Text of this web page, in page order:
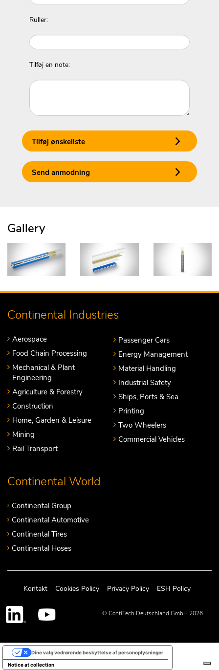
Ruller:
Tilføj en note:
Tilføj ønskeliste
Send anmodning
Gallery
Continental Industries
Aerospace
Food Chain Processing
Mechanical & Plant
Engineering
Agriculture & Forestry
Construction
Home, Garden & Leisure
Mining
Rail Transport
Passenger Cars
Energy Management
Material Handling
Industrial Safety
Ships, Ports & Sea
Printing
Two Wheelers
Commercial Vehicles
Continental World
Continental Group
Continental Automotive
Continental Tires
Continental Hoses
Kontakt Cookies Policy Privacy Policy ESH Policy
© ContiTech Deutschland GmbH 2026
Notice at collection
Dine valg vedrørende beskyttelse af personoplysninger